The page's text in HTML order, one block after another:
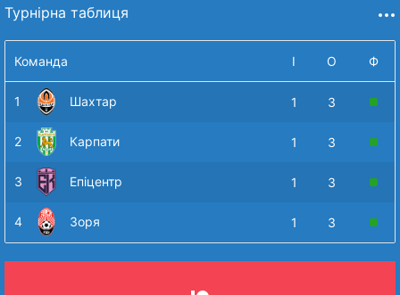
Турнірна таблиця
Команда І О Ф
1 Шахтар 1 3
2 Карпати 1 3
3 Епіцентр 1 3
4 Зоря 1 3